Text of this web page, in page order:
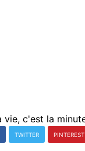
TWITTER PINTEREST